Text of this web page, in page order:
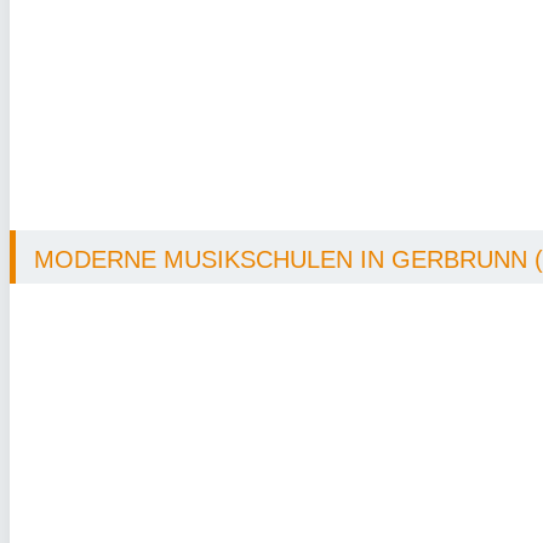
MODERNE MUSIKSCHULEN IN GERBRUNN